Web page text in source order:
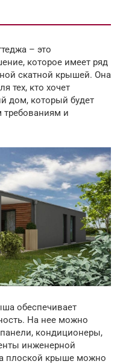
– это
которое имеет ряд
скатной крышей. Она
тех, кто хочет
дом, который будет
требованиям и
обеспечивает
На нее можно
кондиционеры,
инженерной
плоской крыше можно